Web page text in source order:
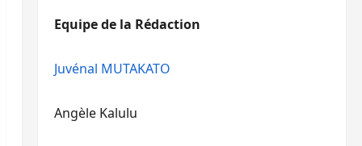
Equipe de la Rédaction
Juvénal MUTAKATO
Angèle Kalulu